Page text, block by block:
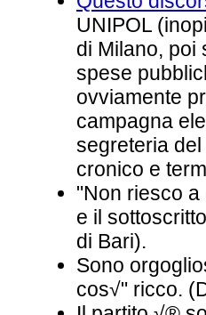
UNIPOL
di Milano, poi
spese
ovviamente
campagna
segreteria
cronico e
"Non riesco
e il
di Bari).
Sono
cos√" ricco.